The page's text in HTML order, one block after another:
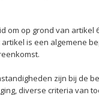
om op grond van artikel
is een algemene
zijn bij de
diverse criteria van